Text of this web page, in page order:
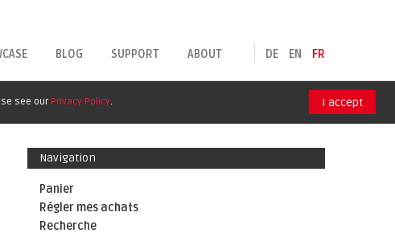
DE EN FR
BLOG SUPPORT ABOUT
see our Privacy Policy. I accept
Navigation
Panier
Régler mes achats
Recherche